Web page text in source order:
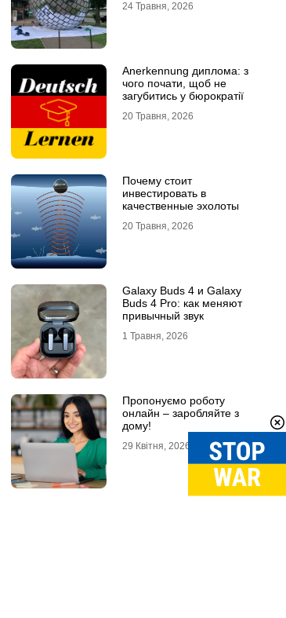
контенту
24 Травня, 2026
Anerkennung диплома: з
чого почати, щоб не
загубитись у бюрократії
20 Травня, 2026
Почему стоит
инвестировать в
качественные эхолоты
20 Травня, 2026
Galaxy Buds 4 и Galaxy
Buds 4 Pro: как меняют
привычный звук
1 Травня, 2026
Пропонуємо роботу
онлайн – заробляйте з
дому!
29 Квітня, 2026